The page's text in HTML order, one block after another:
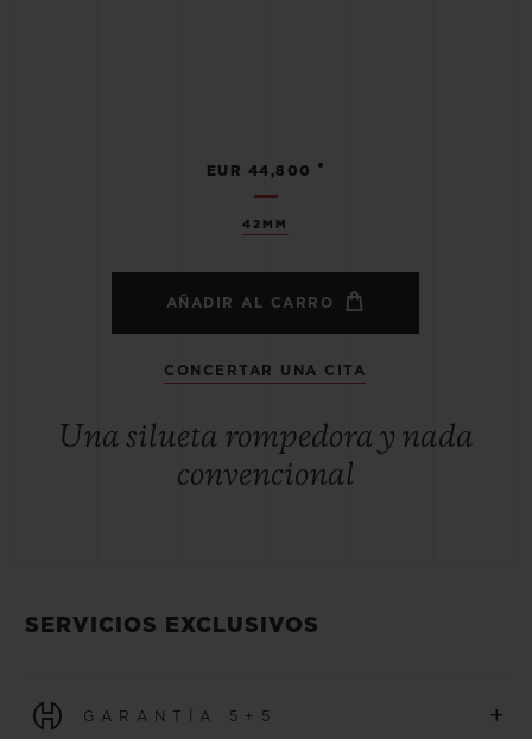
42MM
EUR 44,800 •
AÑADIR AL CARRO
CONCERTAR UNA CITA
Una silueta rompedora y nada
convencional
SERVICIOS EXCLUSIVOS
GARANTÍA 5+5 +